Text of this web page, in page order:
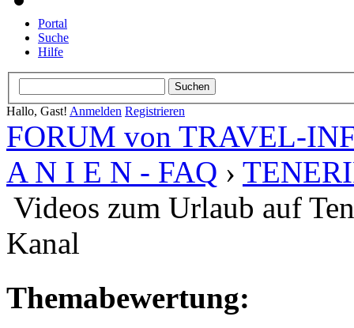
Portal
Suche
Hilfe
Hallo, Gast! Anmelden Registrieren
FORUM von TRAVEL-
A N I E N - FAQ ›
Videos zum Urlaub auf
Kanal
Themabewertung: